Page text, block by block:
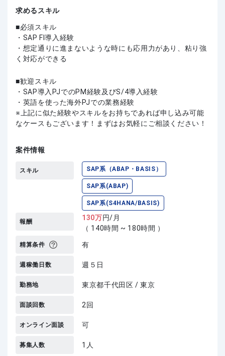
求めるスキル
必須スキル
・SAP FI導入経験
・想定通りに進まないような時にも応用力があり、粘り強
く対応ができる
歓迎スキル
・SAP導入PJでのPM経験及びS/4導入経験
・英語を使った海外PJでの業務経験
上記に似た経験やスキルをお持ちであれば申し込み可能
なケースもございます！まずはお気軽にご相談ください！
案件情報
スキル SAP系（ABAP・BASIS）
SAP系(ABAP)
SAP系(S4HANA/BASIS)
報酬 130万円/月
（ 140時間 ~ 180時間 ）
精算条件 有
週稼働日数 週５日
勤務地 東京都千代田区 / 東京
面談回数 2回
オンライン面談 可
募集人数 1人